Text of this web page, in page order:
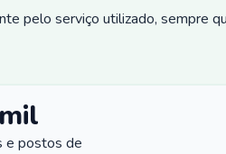
pelo serviço utilizado, sempre
e postos de